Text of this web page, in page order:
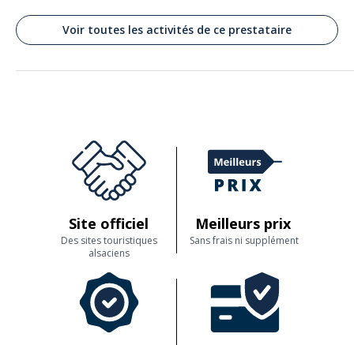
Un chef au top
Voir toutes les activités de ce prestataire
Site officiel
Des sites touristiques
alsaciens
Meilleurs prix
Sans frais ni supplément